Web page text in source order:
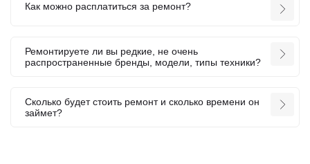
Как можно расплатиться за ремонт?
Ремонтируете ли вы редкие, не очень
распространенные бренды, модели, типы техники?
Сколько будет стоить ремонт и сколько времени он
займет?